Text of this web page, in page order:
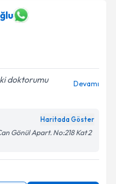
doktorumu
Devamı
Haritada Göster
Gönül Apart. No:218 Kat 2